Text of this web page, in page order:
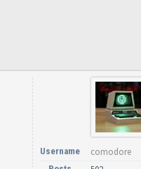
Username comodore